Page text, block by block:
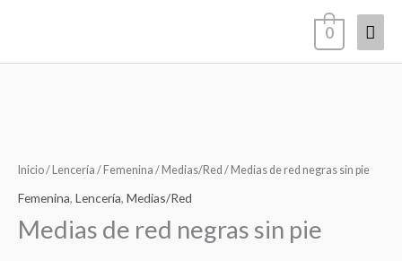
0
Inicio/ Lencería / Femenina / Medias/Red / Medias de red negras sin pie
Femenina, Lencería, Medias/Red
Medias de red negras sin pie
red
negras
pie